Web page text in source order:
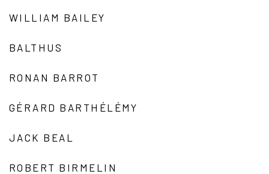
WILLIAM BAILEY
BALTHUS
RONAN BARROT
GÉRARD BARTHÉLÉMY
JACK BEAL
ROBERT BIRMELIN